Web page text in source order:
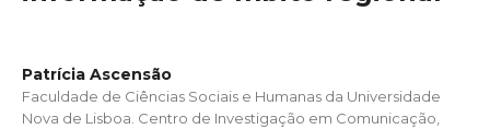
Patrícia Ascensão
Faculdade de Ciências Sociais e Humanas da Universidade
Nova de Lisboa. Centro de Investigação em Comunicação,